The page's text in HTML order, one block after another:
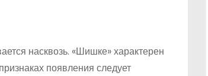
насквозь. «Шишке» характерен
появления следует